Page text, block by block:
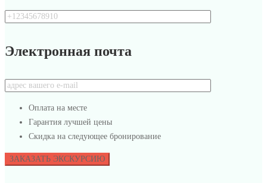
Электронная почта
Оплата на месте
Гарантия лучшей цены
Скидка на следующее бронирование